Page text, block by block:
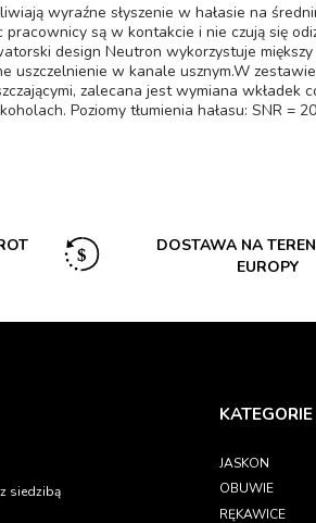
wyraźne słyszenie w hałasie na
pracownicy są w kontakcie i nie czują się
design Neutron wykorzystuje
uszczelnienie w kanale usznym.W
zalecana jest wymiana
Poziomy tłumienia hałasu: SNR =
DOSTAWA NA
EUROPY
siedzibą
KATEGORIE
JASKON
OBUWIE
RĘKAWICE